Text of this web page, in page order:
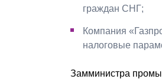
граждан СНГ;
Компания
налоговые
Замминистра